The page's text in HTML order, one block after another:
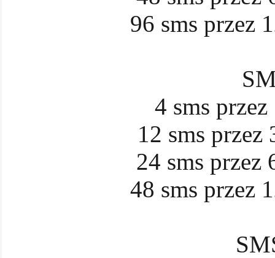
96 sms przez
4 sms
12 sms przez
24 sms przez
48 sms przez